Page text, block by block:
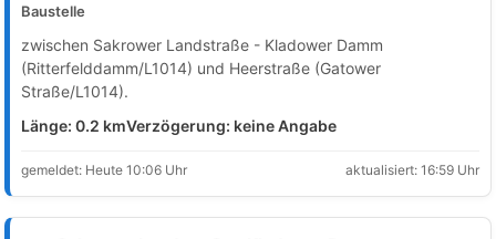
Baustelle
zwischen Sakrower Landstraße - Kladower Damm
(Ritterfelddamm/L1014) und Heerstraße (Gatower
Straße/L1014).
Länge: 0.2 kmVerzögerung: keine Angabe
gemeldet: Heute 10:06 Uhr aktualisiert: 16:59 Uhr